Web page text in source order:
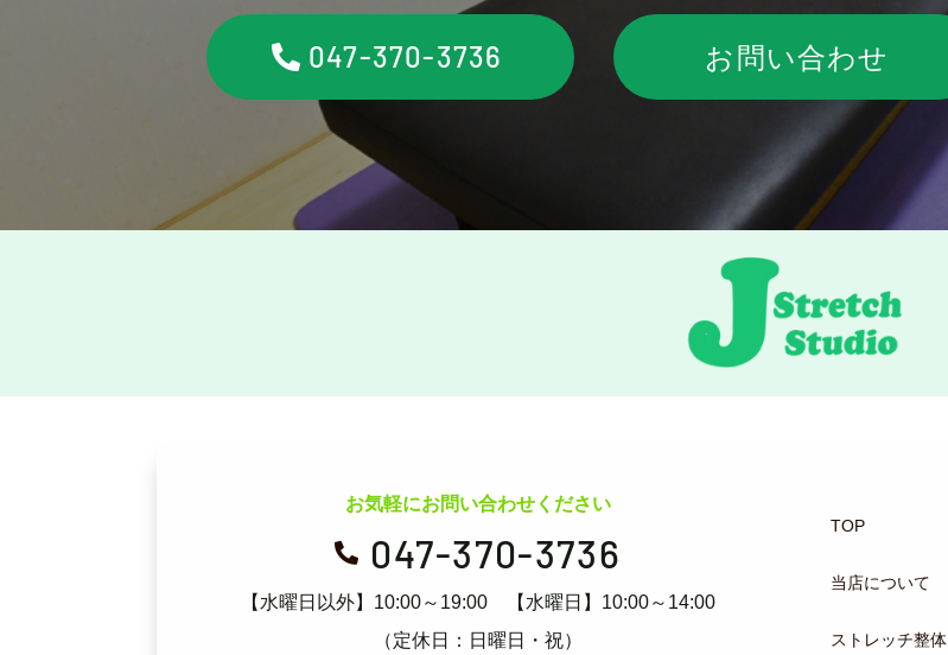
047-370-3736 お問い合わせ
お気軽にお問い合わせください
 047-370-3736
【水曜日以外】10:00～19:00
【水曜日】10:00～14:00
（定休日：日曜日・祝）
TOP
当店について
ストレッチ整体